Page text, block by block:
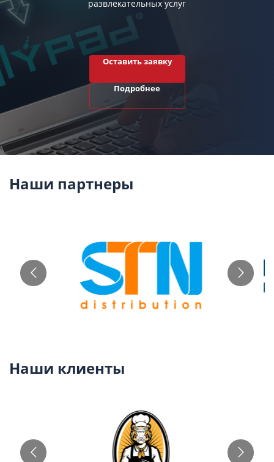
развлекательных услуг
Оставить заявку
Подробнее
Наши партнеры
Наши клиенты